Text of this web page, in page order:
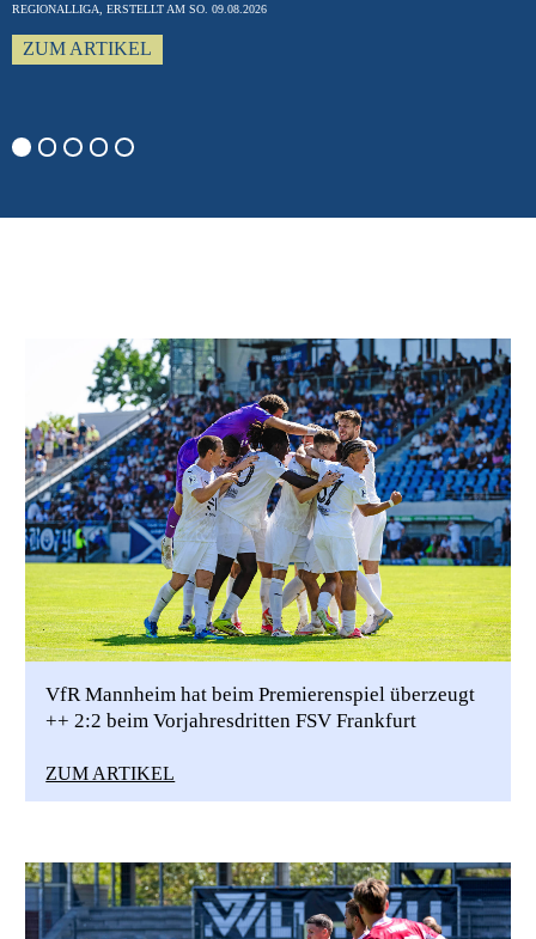
REGIONALLIGA, ERSTELLT AM SO. 09.08.2026
ZUM ARTIKEL
VfR Mannheim hat beim Premierenspiel überzeugt
++ 2:2 beim Vorjahresdritten FSV Frankfurt
ZUM ARTIKEL